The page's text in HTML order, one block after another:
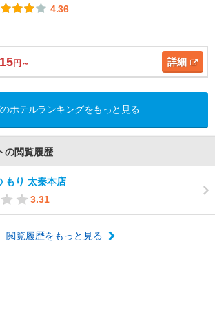
4.36
円～ 詳細
ホテルランキングをもっと見る
の閲覧履歴
もり 太秦本店
3.31
閲覧履歴をもっと見る